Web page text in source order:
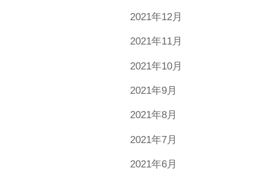
2021年12月
2021年11月
2021年10月
2021年9月
2021年8月
2021年7月
2021年6月